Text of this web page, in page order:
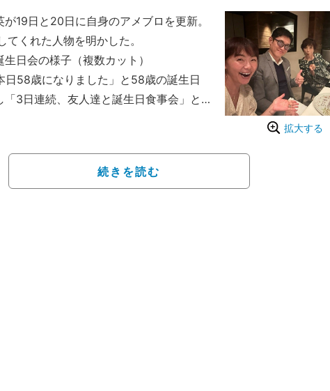
拡大する
19日と20日に自身のアメブロを更新。
くれた人物を明かした。
生日会の様子（複数カット）
58歳になりました」と58歳の誕生日
「3日連続、友人達と誕生日食事会」と
では「昨晩は榊原郁恵さん・田中律ち
続きを読む